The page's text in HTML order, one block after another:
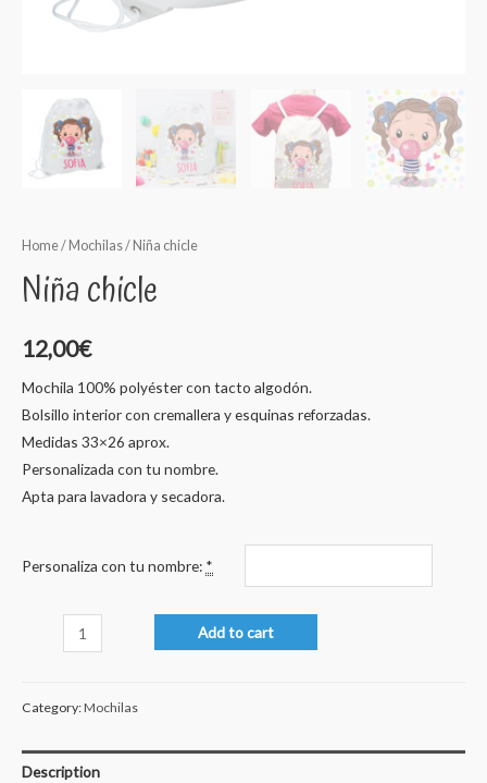
Home/ Mochilas/ Niña chicle
Niña chicle
12,00€
Mochila 100% polyéster con tacto algodón.
Bolsillo interior con cremallera y esquinas reforzadas.
Medidas 33×26 aprox.
Personalizada con tu nombre.
Apta para lavadora y secadora.
Personaliza con tu nombre: *
Add to cart
Category:Mochilas
Description